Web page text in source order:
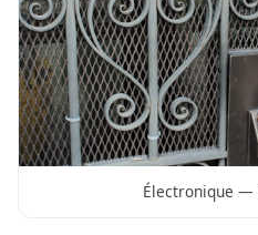
Électronique —